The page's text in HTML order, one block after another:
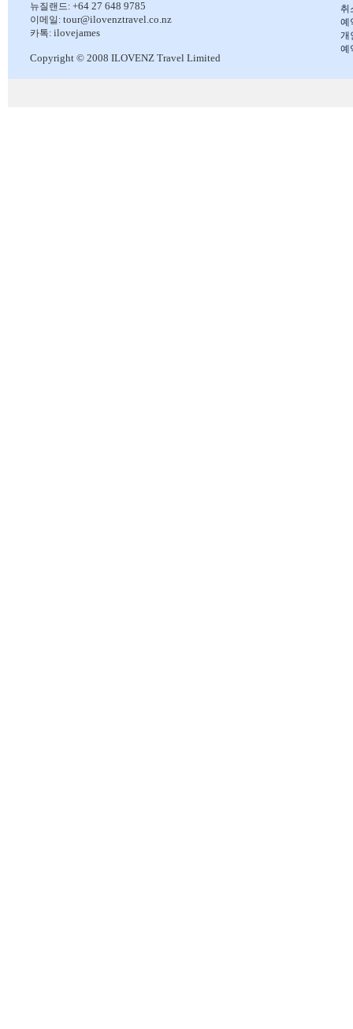
취
예
개
예
뉴질랜드: +64 27 648 9785
이메일: tour@ilovenztravel.co.nz
카톡: ilovejames
Copyright © 2008 ILOVENZ Travel Limited